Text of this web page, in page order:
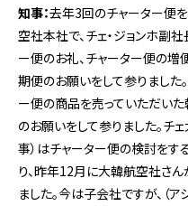
知事：去年3回のチャーター便
空社本社で、チェ・ジョンホ副
ー便のお礼、チャーター便の増
期便のお願いをして参りました
ー便の商品を売っていただい
のお願いをして参りました。チ
事）はチャーター便の検討をす
り、昨年12月に大韓航空社さ
ました。今は子会社ですが、（